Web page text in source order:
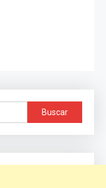
Buscar: